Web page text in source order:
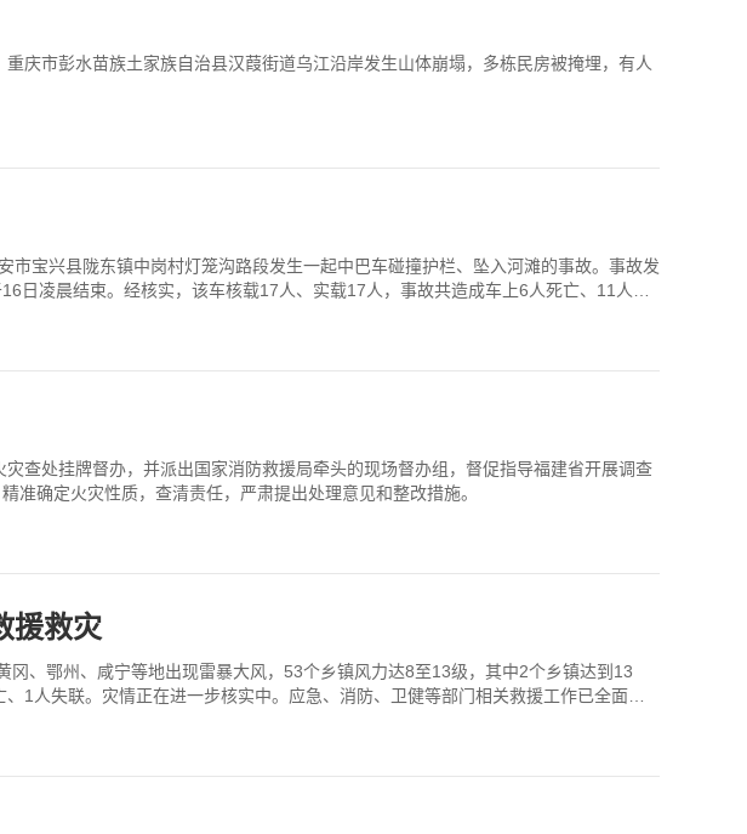
庆市彭水苗族土家族自治县汉葭街道乌江沿岸发生山体崩塌，多栋民房被掩埋，有人
宝兴县陇东镇中岗村灯笼沟路段发生一起中巴车碰撞护栏、坠入河滩的事故。事故发
日凌晨结束。经核实，该车核载17人、实载17人，事故共造成车上6人死亡、11人受
查处挂牌督办，并派出国家消防救援局牵头的现场督办组，督促指导福建省开展调查
确定火灾性质，查清责任，严肃提出处理意见和整改措施。
援救灾
、鄂州、咸宁等地出现雷暴大风，53个乡镇风力达8至13级，其中2个乡镇达到13
1人失联。灾情正在进一步核实中。应急、消防、卫健等部门相关救援工作已全面展